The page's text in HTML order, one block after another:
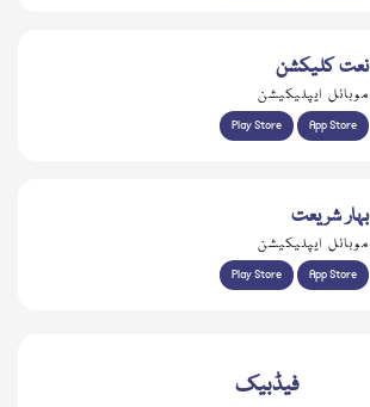
نعت کلیکشن
موبائل ایپلیکیشن
Play Store App Store
بہار شریعت
موبائل ایپلیکیشن
Play Store App Store
فیڈبیک